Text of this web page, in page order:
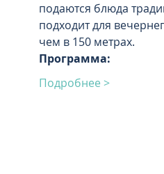
подаются блюда
подходит для
чем в 150 метрах.
Программа:
Подробнее >